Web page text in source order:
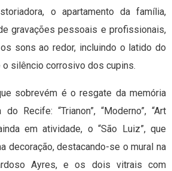
o apartamento da família,
gravações pessoais e profissionais,
sons ao redor, incluindo o latido do
o silêncio corrosivo dos cupins.
sobrevém é o resgate da memória
Recife: “Trianon”, “Moderno”, “Art
em atividade, o “São Luiz”, que
decoração, destacando-se o mural na
Ayres, e os dois vitrais com